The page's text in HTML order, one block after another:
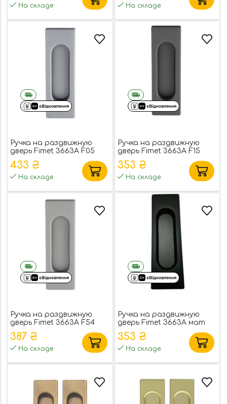
На складе На складе
Ручка на раздвижную
дверь Fimet 3663A F05
мат хром (53906)
433 ₴
На складе
Ручка на раздвижную
дверь Fimet 3663A F15
антрацит (53908)
353 ₴
На складе
Ручка на раздвижную
дверь Fimet 3663A F54
simil nikel (53909)
387 ₴
На складе
Ручка на раздвижную
дверь Fimet 3663A мат
черный (53907)
353 ₴
На складе